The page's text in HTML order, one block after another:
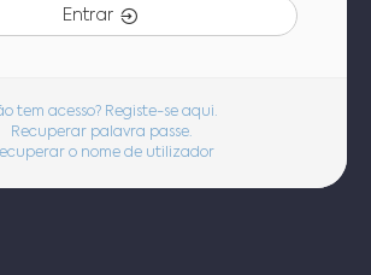
Entrar
tem acesso? Registe-se aqui.
Recuperar palavra passe.
o nome de utilizador